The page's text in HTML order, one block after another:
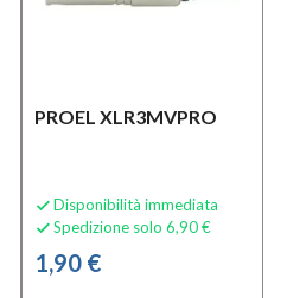
PROEL XLR3MVPRO
 Disponibilità immediata
 Spedizione solo 6,90 €
1,90 €